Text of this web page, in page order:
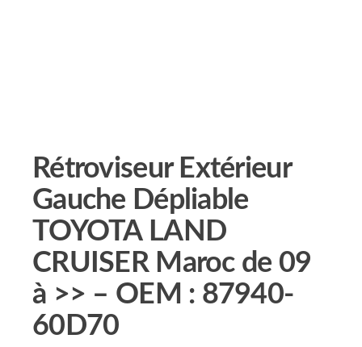
Rétroviseur Extérieur
Gauche Dépliable
TOYOTA LAND
CRUISER Maroc de 09
à >> – OEM : 87940-
60D70